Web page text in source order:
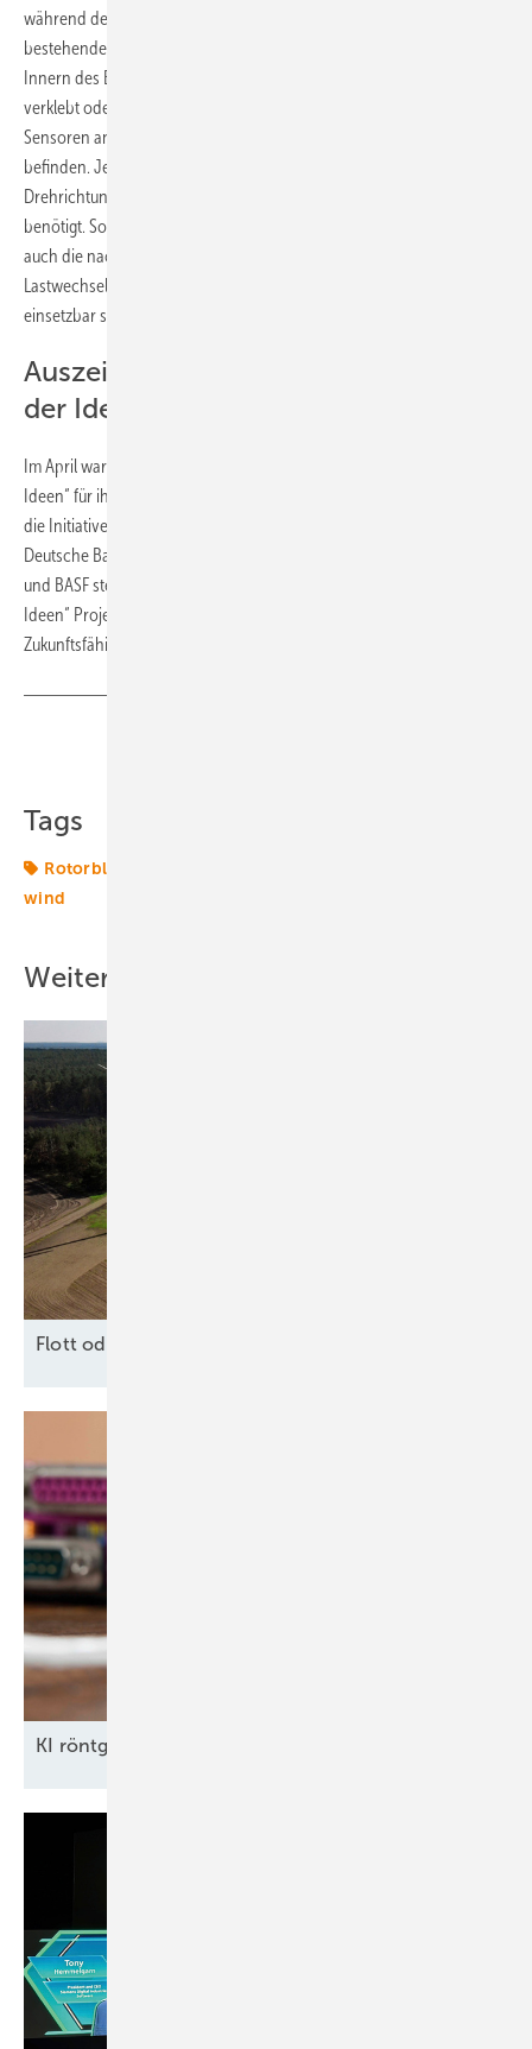
während der Rotorblattfertigung einlaminiert als auch bei
bestehenden Anlagen nachgerüstet werden. Dazu werden sie im
Innern des Blatts wie herkömmliche Sensoren auf der Struktur
verklebt oder verschraubt. Pro Rotorblatt müssen mindestens vier
Sensoren angebracht werden, die sich dann in der Blattwurzel
befinden. Je zu messender Kraftrichtung – in Drehrichtung, quer zur
Drehrichtung und Torsion – werden mindestens zwei Sensoren
benötigt. Sowohl die gleich bei der Blattfertigung eingebauten als
auch die nachgerüsteten Messstreifen sollen die auftretenden hohen
Lastwechselzahlen von ca. 109 aushalten und somit über Jahre
einsetzbar sein.
Auszeichnung durch Initiative „Land
der Ideen“
Im April waren die vier Forscher von der Standortinitiative „Land der
Ideen“ für ihr Messsystem ausgezeichnet worden. Seit 2006 prämiert
die Initiative, hinter der neben der Bundesregierung der BDI, die
Deutsche Bank, die Deutsche Messe AG in Hannover, Thyssen Krupp
und BASF stehen, im Innovationswettbewerb „365 Orte im Land der
Ideen“ Projekte und Entwicklungen, die einen Beitrag zur
Zukunftsfähigkeit Deutschlands leisten. (Andreas Haude)
Tags
Rotorblätter
wind
Weitere Inhalte
F lott oder
KI röntgt